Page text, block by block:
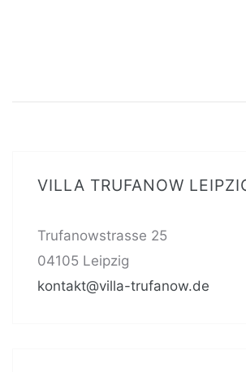
VILLA TRUFANOW
Trufanowstrasse 25
04105 Leipzig
kontakt@villa-trufanow.de